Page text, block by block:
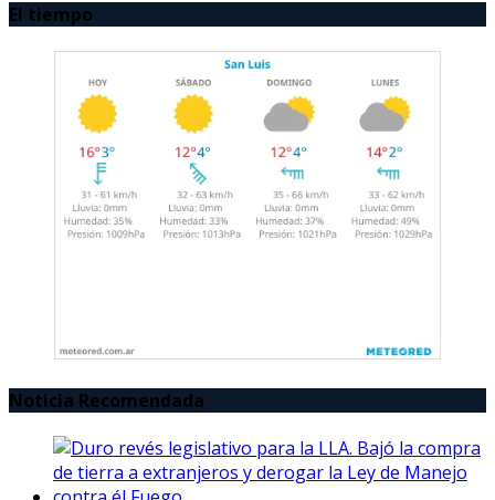
El tiempo
Noticia Recomendada